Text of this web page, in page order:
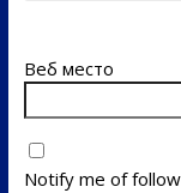
Веб место
Notify me of